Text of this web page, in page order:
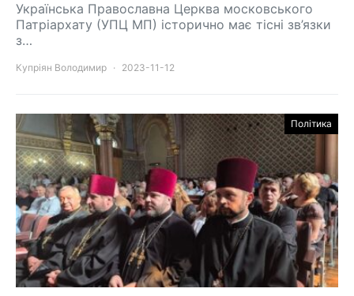
Українська Православна Церква московського
Патріархату (УПЦ МП) історично має тісні зв’язки
з…
Купріян Володимир 2023-11-12
Політика